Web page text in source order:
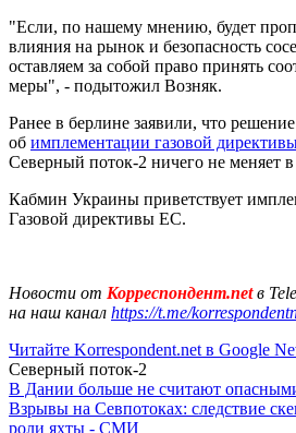
"Если, по нашему мнению, будет
влияния на рынок и безопасность
оставляем за собой право принять
меры", - подытожил Возняк.
Ранее в берлине заявили, что решение
об имплементации газовой
Северный поток-2 ничего не меняет
Кабмин Украины приветствует
Газовой директивы ЕС.
Новости от Корреспондент.netв
на наш канал https://t.me/
Читайте Korrespondent.net в Google
Северный поток-2
В Дании больше не считают
Взрывы на Севпотоках: следствие
роли яхты - СМИ